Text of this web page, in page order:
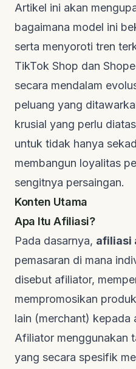
Artikel ini akan
bagaimana model ini
serta menyoroti tren
TikTok Shop dan
secara mendalam
peluang yang
krusial yang perlu
untuk tidak hanya
membangun loyalitas
sengitnya persaingan.
Konten Utama
Apa Itu Afiliasi?
Pada dasarnya, afiliasi
pemasaran di mana
disebut afiliator,
mempromosikan
lain (merchant) kepada
Afiliator menggunakan
yang secara spesifik